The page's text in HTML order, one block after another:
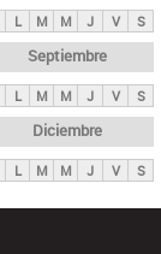
L M M J V S
Septiembre
L M M J V S
Diciembre
L M M J V S